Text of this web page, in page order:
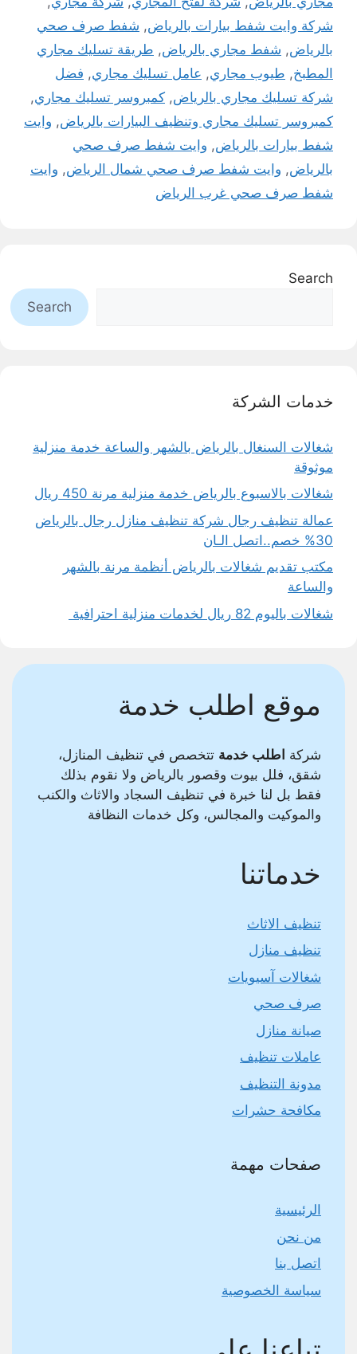
شركة وايت شفط بيارات بالرياض, شفط صرف صحي
بالرياض, شفط مجاري بالرياض, طريقة تسليك مجاري
المطبخ, طيوب مجاري, عامل تسليك مجاري, فضل
شركة تسليك مجاري بالرياض, كمبروسر تسليك مجاري,
كمبروسر تسليك مجاري وتنظيف البيارات بالرياض, وايت
شفط بيارات بالرياض, وايت شفط صرف صحي
بالرياض, وايت شفط صرف صحي شمال الرياض, وايت
شفط صرف صحي غرب الرياض
Search
Search
خدمات الشركة
شغالات السنغال بالرياض بالشهر والساعة خدمة منزلية
موثوقة
شغالات بالاسبوع بالرياض خدمة منزلية مرنة 450 ريال
عمالة تنظيف رجال شركة تنظيف منازل رجال بالرياض
30% خصم..اتصل الـان
مكتب تقديم شغالات بالرياض أنظمة مرنة بالشهر
والساعة
شغالات باليوم 82 ريال لخدمات منزلية احترافية
موقع اطلب خدمة
شركة اطلب خدمة تتخصص في تنظيف المنازل،
شقق، فلل بيوت وقصور بالرياض ولا نقوم بذلك
فقط بل لنا خبرة في تنظيف السجاد والاثاث والكنب
والموكيت والمجالس، وكل خدمات النظافة
خدماتنا
تنظيف الاثاث
تنظيف منازل
شغالات آسيويات
صرف صحي
صيانة منازل
عاملات تنظيف
مدونة التنظيف
مكافحة حشرات
صفحات مهمة
الرئيسية
من نحن
اتصل بنا
سياسة الخصوصية